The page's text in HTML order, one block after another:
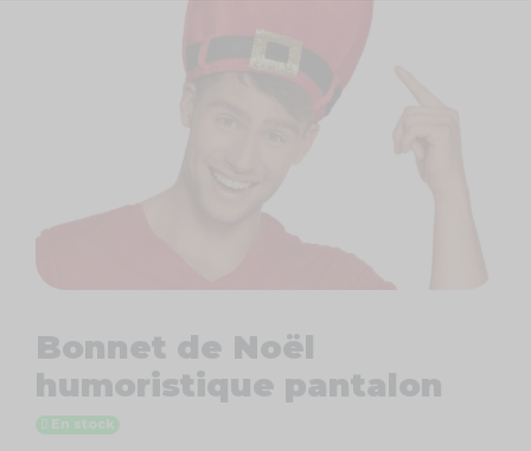
Bonnet de Noël
humoristique pantalon
En stock